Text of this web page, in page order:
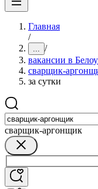
Главная
/
... /
вакансии в
сварщик-
за сутки
сварщик-аргонщик